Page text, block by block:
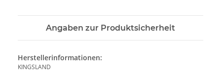
Angaben zur Produktsicherheit
Herstellerinformationen:
KINGSLAND